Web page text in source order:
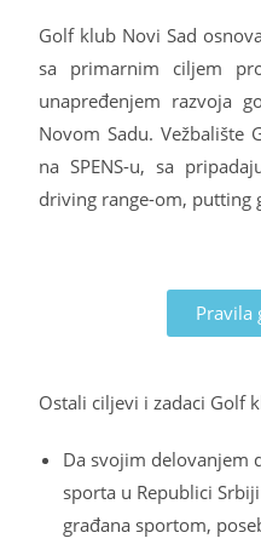
Golf klub Novi Sad
sa primarnim ciljem
unapređenjem razvoja
Novom Sadu. Vežbalište
na SPENS-u, sa
driving range-om, putting
Pravila
Ostali ciljevi i zadaci Golf
Da svojim delovanjem
sporta u Republici
građana sportom,